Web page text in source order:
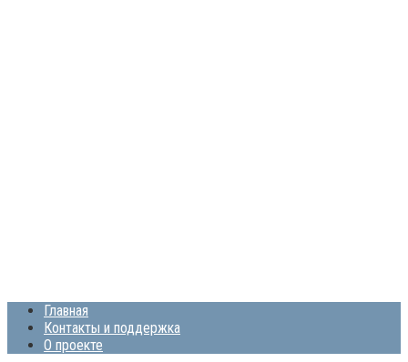
Главная
Контакты и поддержка
О проекте